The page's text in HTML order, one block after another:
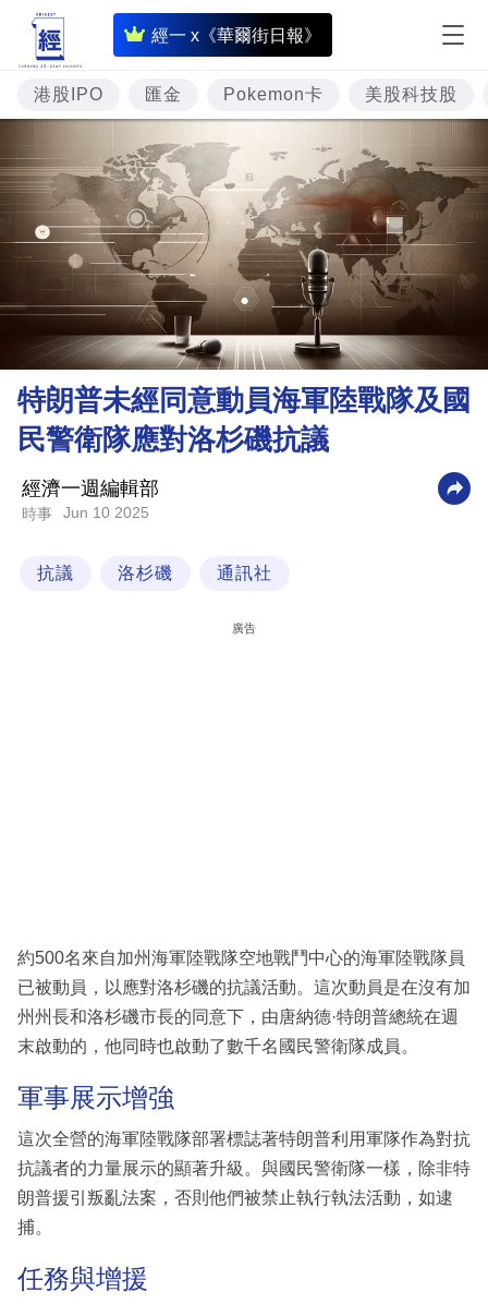
經一 x《華爾街日報》
即
時
財
經
專
題
投
資
樓
市
理
財
商
業
科
區
港股IPO 匯金 Pokemon卡 美股科技股
特朗普未經同意動員海軍陸戰隊及國
民警衛隊應對洛杉磯抗議
經濟一週編輯部
時事 Jun 10 2025
抗議 洛杉磯 通訊社
廣告
約500名來自加州海軍陸戰隊空地戰鬥中心的海軍陸戰隊員
已被動員，以應對洛杉磯的抗議活動。這次動員是在沒有加
州州長和洛杉磯市長的同意下，由唐納德·特朗普總統在週
末啟動的，他同時也啟動了數千名國民警衛隊成員。
軍事展示增強
這次全營的海軍陸戰隊部署標誌著特朗普利用軍隊作為對抗
抗議者的力量展示的顯著升級。與國民警衛隊一樣，除非特
朗普援引叛亂法案，否則他們被禁止執行執法活動，如逮
捕。
任務與增援